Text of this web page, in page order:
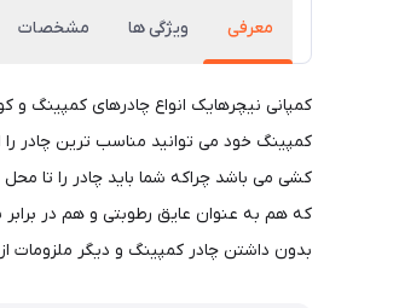
معرفی ویژگی ها مشخصات
کمپانی نیچرهایک انواع چادرهای کمپینگ و
کمپینگ خود می توانید مناسب ترین چادر
کشی می باشد چراکه شما باید چادر را تا
که هم به عنوان عایق رطوبتی و هم در
بدون داشتن چادر کمپینگ و دیگر